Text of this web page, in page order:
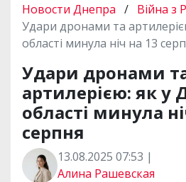
Новости Днепра / Війна з
Удари дронами та
області минула ніч на 13
Удари дронами
артилерією: як у
області минула
серпня
13.08.2025 07:53 |
Алина Рашевская